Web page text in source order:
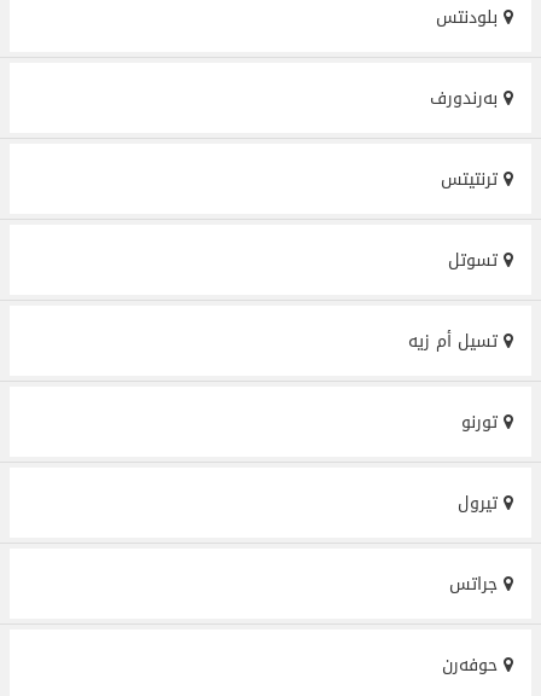
بلودنتس
بەرندورف
ترنتیتس
تسوتل
تسيل أم زيه
تورنو
تيرول
جراتس
حوفەرن